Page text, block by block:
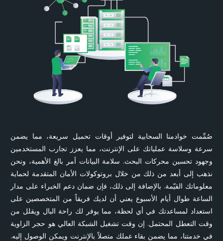
صُمِّمت خوادمنا السحابية لتوفير أوقات تحميل سريعة، مما يضمن
سرعة وسلاسة عملياتك على الإنترنت، مما يعزز تجارب المستخدمين
وجهود تحسين محركات البحث. سلامة البيانات أمر بالغ الأهمية، ونحن
نذهب إلى أبعد من ذلك من خلال بروتوكولات الأمان المتقدمة لحماية
معلوماتك القيّمة. بالإضافة إلى ذلك، فإن ضمان دعم الخبراء على مدار
الساعة طوال أيام الأسبوع يعني أن لديك فريقاً من المتخصصين على
استعداد لمساعدتك في أي لحظة، مما يوفر لك راحة البال ويقلل من
وقت التعطل المحتمل. إن وقت تشغيل الشبكة العالي هو حجر الزاوية
في خدمتنا، مما يضمن بقاء عملك متصلاً بالإنترنت ويمكن الوصول إليه.